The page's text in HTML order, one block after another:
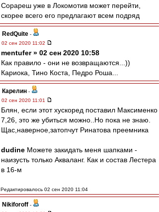
Сорареш уже в Локомотив может перейти,
скорее всего его предлагают всем подряд
RedQuite -
02 сен 2020 11:02
mentufer » 02 сен 2020 10:58
Как правило - они не возвращаются...))
Кариока, Тино Коста, Педро Роша...
Карелин -
02 сен 2020 11:01
Блян, если этот хускоред поставил Максименко
7,26, это же убиться можно..Но пока не знаю.
Щас,наверное,затопчут Ринатова преемника
dudine Можете закидать меня шапками -
наизусть только Акваланг. Как и состав Лестера
в 16-м
Редактировалось 02 сен 2020 11:04
Nikiforoff -